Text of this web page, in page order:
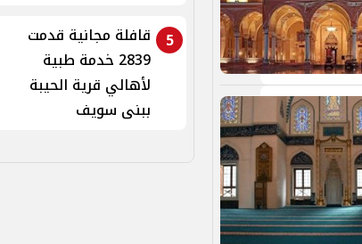
5
قافلة مجانية قدمت
2839 خدمة طبية
لأهالي قرية الحيبة
ببنى سويف